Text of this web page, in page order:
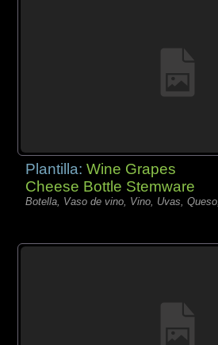
Plantilla:Wine Grapes
Cheese Bottle Stemware
Botella, Vaso de vino, Vino, Uvas, Queso,